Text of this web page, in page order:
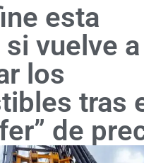
esta
vuelve a
los
tras
de